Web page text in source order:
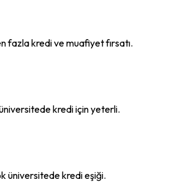
fazla kredi ve muafiyet fırsatı.
kredi için yeterli.
üniversitede kredi eşiği.